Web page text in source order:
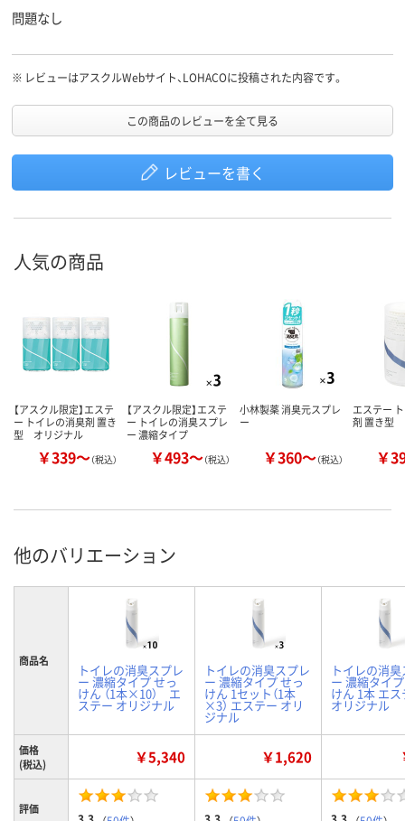
問題なし
※ レビューはアスクルWebサイト、LOHACOに投稿された内容です。
この商品のレビューを全て見る
レビューを書く
人気の商品
【アスクル限定】エステ
ー トイレの消臭剤 置き
型 オリジナル
￥339～（税込）
【アスクル限定】エステ
ー トイレの消臭スプレ
ー 濃縮タイプ
￥493～（税込）
小林製薬 消臭元スプレ
ー
￥360～（税込）
エステー
剤 置き型
￥
他のバリエーション
商品名
トイレの消臭スプレ
ー 濃縮タイプ せっ
けん （1本×10） エ
ステー オリジナル
トイレの消臭スプレ
ー 濃縮タイプ せっ
けん 1セット（1本
×3） エステー オリ
ジナル
トイレの消
ー 濃縮タイ
けん 1本 エ
オリジナル
価格
(税込)
￥5,340 ￥1,620
評価